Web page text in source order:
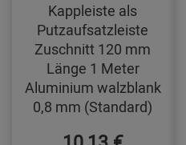
Kappleiste als
Putzaufsatzleiste
Zuschnitt 120 mm
Länge 1 Meter
Aluminium walzblank
0,8 mm (Standard)